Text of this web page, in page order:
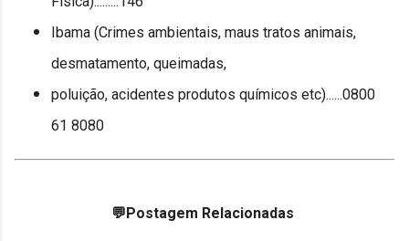
Ibama (Crimes ambientais, maus tratos animais,
desmatamento, queimadas,
poluição, acidentes produtos químicos etc)......0800
61 8080
💬Postagem Relacionadas